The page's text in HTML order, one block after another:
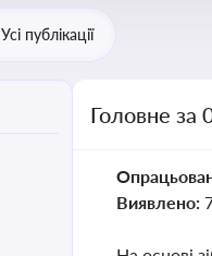
Усі публікації
Головне за
Виявлено: